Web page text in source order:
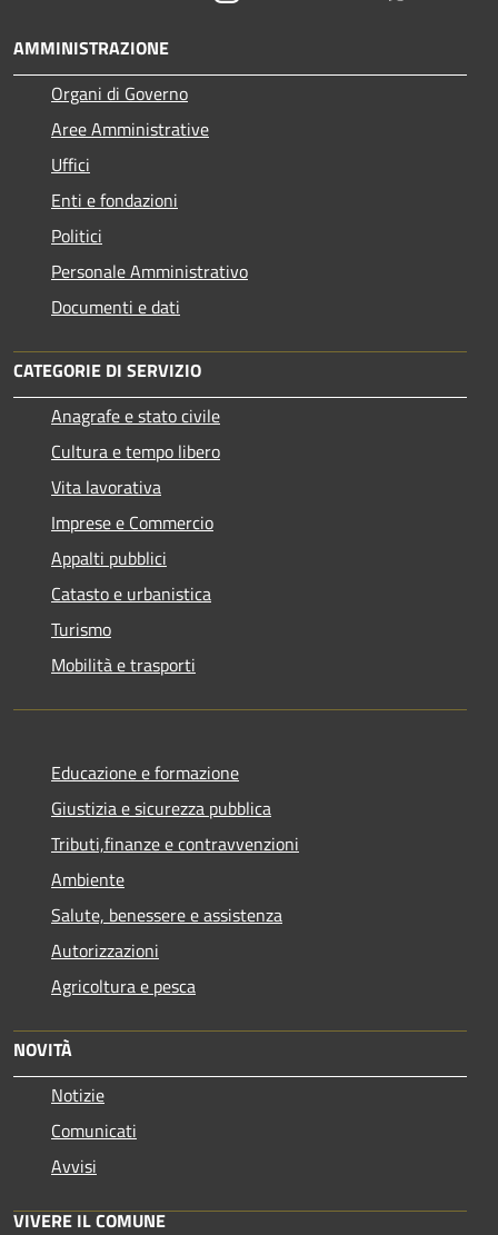
AMMINISTRAZIONE
Organi di Governo
Aree Amministrative
Uffici
Enti e fondazioni
Politici
Personale Amministrativo
Documenti e dati
CATEGORIE DI SERVIZIO
Anagrafe e stato civile
Cultura e tempo libero
Vita lavorativa
Imprese e Commercio
Appalti pubblici
Catasto e urbanistica
Turismo
Mobilità e trasporti
Educazione e formazione
Giustizia e sicurezza pubblica
Tributi,finanze e contravvenzioni
Ambiente
Salute, benessere e assistenza
Autorizzazioni
Agricoltura e pesca
NOVITÀ
Notizie
Comunicati
Avvisi
VIVERE IL COMUNE